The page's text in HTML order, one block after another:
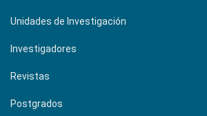
Unidades de Investigación
Investigadores
Revistas
Postgrados